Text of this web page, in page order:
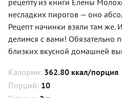
рецепту из книги Елены
несладких пирогов — оно
Рецепт начинки взяли там же.
делимся с вами! Обязательно
близких вкусной домашней
Калории: 362.80 ккал/порция
Порций: 10